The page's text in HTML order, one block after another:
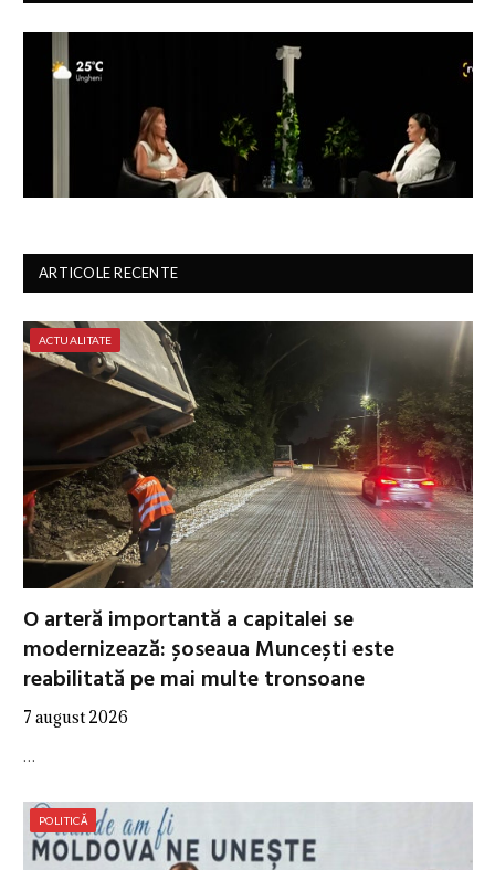
ARTICOLE RECENTE
ACTUALITATE
O arteră importantă a capitalei se
modernizează: șoseaua Muncești este
reabilitată pe mai multe tronsoane
7 august 2026
…
POLITICĂ